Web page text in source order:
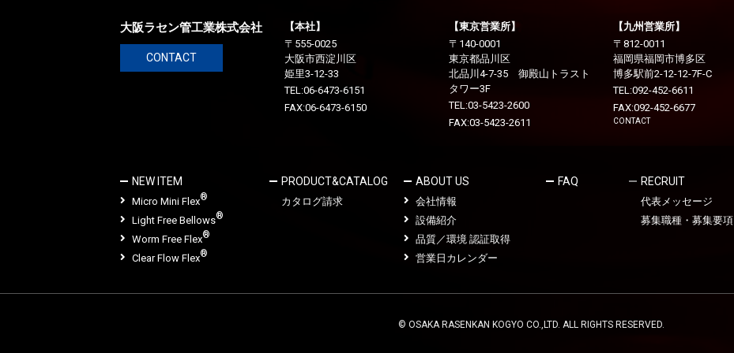
大阪ラセン管工業株式会社
CONTACT
【本社】
〒555-0025
大阪市西淀川区
姫里3-12-33
TEL:06-6473-6151
FAX:06-6473-6150
【東京営業所】
〒140-0001
東京都品川区
北品川4-7-35 御殿山トラスト
タワー3F
TEL:03-5423-2600
FAX:03-5423-2611
【九州営業所】
〒812-0011
福岡県福岡市博多区
博多駅前2-12-12-7F-C
TEL:092-452-6611
FAX:092-452-6677
CONTACT
NEW ITEM
Micro Mini Flex®
Light Free Bellows®
Worm Free Flex®
Clear Flow Flex®
PRODUCT&CATALOG
カタログ請求
ABOUT US
会社情報
設備紹介
品質／環境 認証取得
営業日カレンダー
FAQ RECRUIT
代表メッセージ
募集職種・募集要項
© OSAKA RASENKAN KOGYO CO.,LTD. ALL RIGHTS RESERVED.